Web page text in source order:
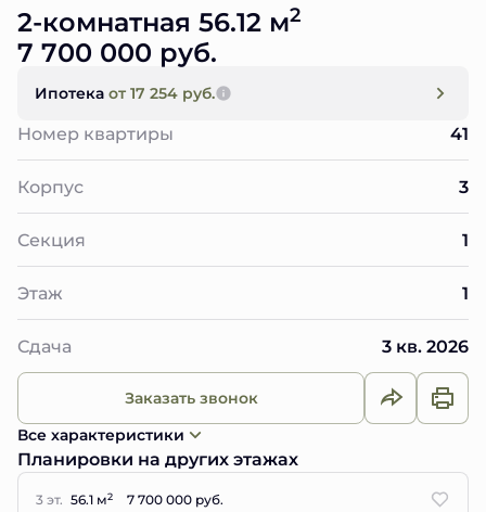
2-комнатная 56.12 м2
7 700 000 руб.
Ипотека от 17 254 руб.
Номер квартиры 41
Корпус 3
Секция 1
Этаж 1
Сдача 3 кв. 2026
Заказать звонок
Все характеристики
Планировки на других этажах
3 эт. 56.1 м2 7 700 000 руб.